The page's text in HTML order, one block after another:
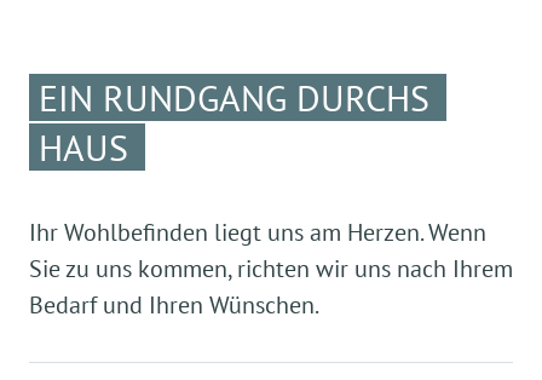
EIN RUNDGANG DURCHS
HAUS
Ihr Wohlbefinden liegt uns am Herzen. Wenn
Sie zu uns kommen, richten wir uns nach Ihrem
Bedarf und Ihren Wünschen.